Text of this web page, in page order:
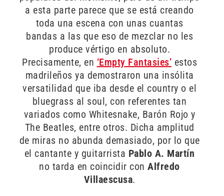
a esta parte parece que se está creando
toda una escena con unas cuantas
bandas a las que eso de mezclar no les
produce vértigo en absoluto.
Precisamente, en ‘Empty Fantasies’ estos
madrileños ya demostraron una insólita
versatilidad que iba desde el country o el
bluegrass al soul, con referentes tan
variados como Whitesnake, Barón Rojo y
The Beatles, entre otros. Dicha amplitud
de miras no abunda demasiado, por lo que
el cantante y guitarrista Pablo A. Martín
no tarda en coincidir conAlfredo
Villaescusa.